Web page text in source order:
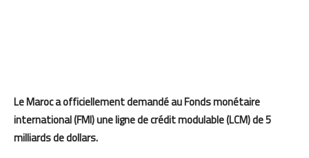
Le Maroc a officiellement demandé au Fonds monétaire
international (FMI) une ligne de crédit modulable (LCM) de 5
milliards de dollars.